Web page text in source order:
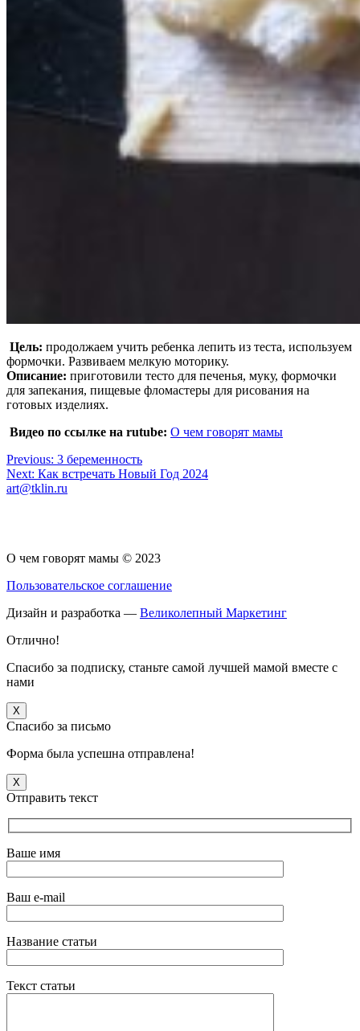
Цель: продолжаем учить ребенка лепить из теста, используем
формочки. Развиваем мелкую моторику.
Описание: приготовили тесто для печенья, муку, формочки
для запекания, пищевые фломастеры для рисования на
готовых изделиях.
Видео по ссылке на rutube: О чем говорят мамы
Навигация
по
Previous: 3 беременность
Next: Как встречать Новый Год 2024
art@tklin.ru
О чем говорят мамы © 2023
Пользовательское соглашение
Дизайн и разработка — Великолепный Маркетинг
Отлично!
Спасибо за подписку, станьте самой лучшей мамой вместе с
нами
X
Спасибо за письмо
Форма была успешна отправлена!
X
Отправить текст
Ваше имя
Ваш e-mail
Название статьи
Текст статьи